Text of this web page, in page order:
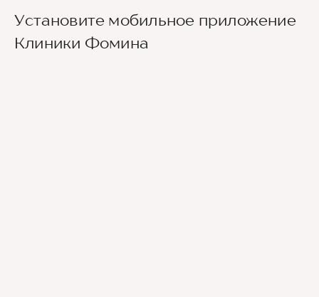
Установите мобильное приложение
Клиники Фомина